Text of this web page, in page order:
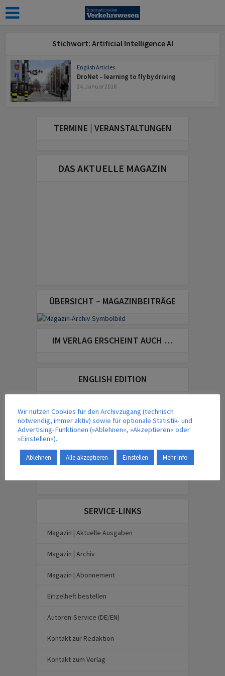
Stichwort: Artificial Intelligence AI
English Articles
DroNet – learning to fly by driving
24. Januar 2018
TERMINE | VERANSTALTUNGEN
DAS AKTUELLE MAGAZIN
ÜBERSICHT – MAGAZINBEITRÄGE
IM VERLAG ERSCHEINT AUCH …
ENGLISH EDITION
SERVICE-LINKS
Magazin | Aktuelle Ausgaben
Magazin | Archiv
Magazin | Abonnement
Einzelheft bestellen
Autoren-Service (DE/EN)
Kontakt zur Redaktion
Kontakt zum Verlag
Wir nutzen Cookies für den Archivzugang (technisch
notwendig, immer aktiv) sowie für optionale Statistik- und
Advertising-Funktionen (»Ablehnen«, »Akzeptieren« oder
»Einstellen«).
Ablehnen Alle akzeptieren Einstellen Mehr Info